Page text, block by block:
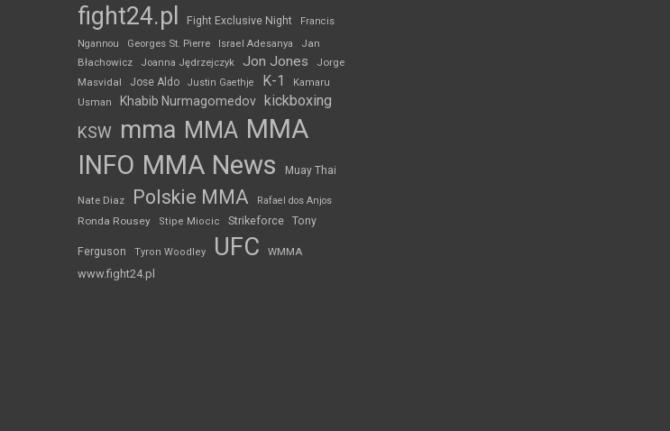
fight24.pl Fight Exclusive Night
Francis
Ngannou
Georges St. Pierre Israel Adesanya
Jan
Błachowicz
Joanna Jędrzejczyk Jon Jones
Jorge
Masvidal
Jose Aldo Justin Gaethje K-1
Kamaru
Usman
Khabib Nurmagomedov kickboxing
KSW mma MMA MMA
INFO MMA News Muay Thai
Nate Diaz Polskie MMA Rafael dos Anjos
Ronda Rousey Stipe Miocic Strikeforce Tony
Ferguson Tyron Woodley UFC WMMA
www.fight24.pl